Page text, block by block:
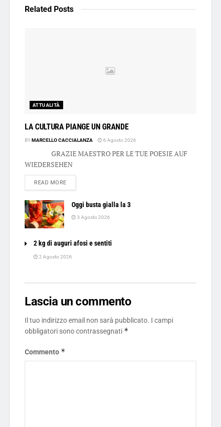
Related Posts
ATTUALITÀ
LA CULTURA PIANGE UN GRANDE
BYMARCELLO CACCIALANZA 6 Agosto 2026
GRAZIE MAESTRO PER LE TUE POESIE AUF
WIEDERSEHEN
READ MOREDETAILS
Oggi busta gialla la 3
3 Agosto 2026
2 kg di auguri afosi e sentiti
2 Agosto 2026
Lascia un commento
Il tuo indirizzo email non sarà pubblicato. I campi
obbligatori sono contrassegnati *
Commento *